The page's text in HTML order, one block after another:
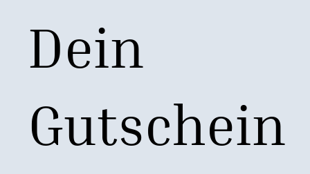
Dein
Gutschein